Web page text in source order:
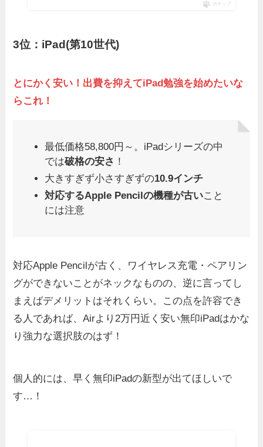
ポチップ
3位：iPad(第10世代)
とにかく安い！出費を抑えてiPad勉強を始めたいな
らこれ！
最低価格58,800円～。iPadシリーズの中
では破格の安さ ！
大きすぎず小さすぎずの10.9インチ
対応するApple Pencilの機種が古いこと
には注意
対応Apple Pencilが古く、ワイヤレス充電・ペアリン
グができないことがネックなものの、逆に言ってし
まえばデメリットはそれくらい。この点を許容でき
る人であれば、Airより2万円近く安い無印iPadはかな
り強力な選択肢のはず！
個人的には、早く無印iPadの新型が出てほしいで
す…！